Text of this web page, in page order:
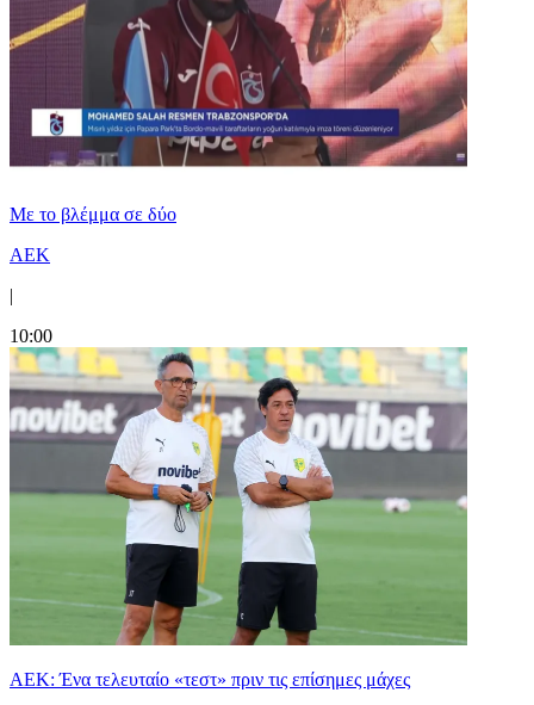
Με το βλέμμα σε δύο
ΑΕΚ
|
10:00
ΑΕΚ: Ένα τελευταίο «τεστ» πριν τις επίσημες μάχες